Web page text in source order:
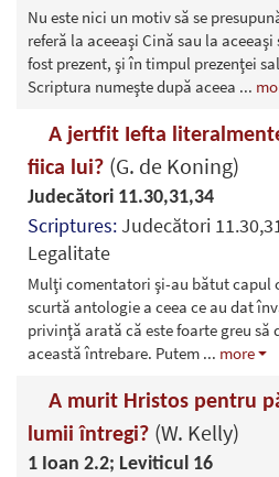
Nu este nici un motiv să se
referă la aceeaşi Cină sau la
fost prezent, şi în timpul prezenţei
Scriptura numeşte după aceea ...
A jertfit Iefta
fiica lui? (G. de Koning)
Judecători 11.30,31,34
Scriptures:Judecători
Legalitate
Mulţi comentatori şi-au bătut capul
scurtă antologie a ceea ce au dat
privinţă arată că este foarte greu să
această întrebare. Putem ... more
A murit Hristos pentru
lumii întregi? (W. Kelly)
1 Ioan 2.2; Leviticul 16